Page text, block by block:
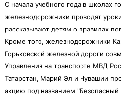
С начала учебного года в школах
железнодорожники проводят
рассказывают детям о правилах
Кроме того, железнодорожники
Горьковской железной дороги
Управления на транспорте МВД
Татарстан, Марий Эл и Чувашии
акцию под названием "Безопасный